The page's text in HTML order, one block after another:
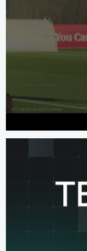
9
32